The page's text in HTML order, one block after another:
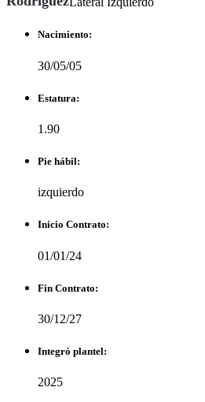
Nacimiento:
30/05/05
Estatura:
1.90
Pie hábil:
izquierdo
Inicio Contrato:
01/01/24
Fin Contrato:
30/12/27
Integró plantel:
2025